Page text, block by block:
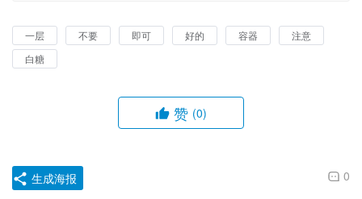
一层 不要 即可 好的 容器
注意
白糖
赞 (0)
0
生成海报